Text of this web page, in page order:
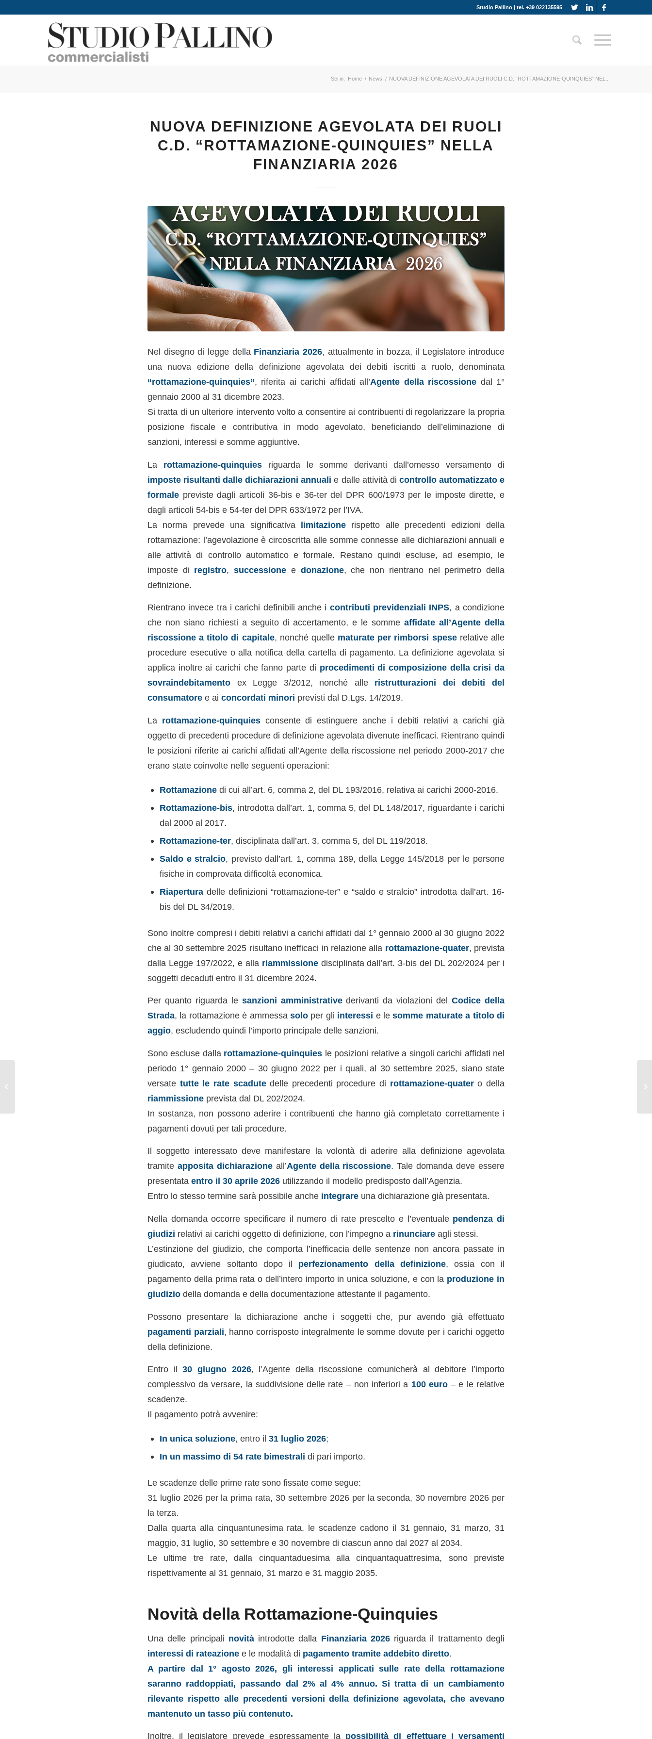
Studio Pallino | tel. +39 022135595
Sei in: Home / News / NUOVA DEFINIZIONE AGEVOLATA DEI RUOLI C.D. “ROTTAMAZIONE-QUINQUIES” NEL...
NUOVA DEFINIZIONE AGEVOLATA DEI RUOLI
C.D. “ROTTAMAZIONE-QUINQUIES” NELLA
FINANZIARIA 2026
Nel disegno di legge della Finanziaria 2026, attualmente in bozza, il Legislatore introduce
una nuova edizione della definizione agevolata dei debiti iscritti a ruolo, denominata
“rottamazione-quinquies”, riferita ai carichi affidati all’Agente della riscossione dal 1°
gennaio 2000 al 31 dicembre 2023.
Si tratta di un ulteriore intervento volto a consentire ai contribuenti di regolarizzare la propria
posizione fiscale e contributiva in modo agevolato, beneficiando dell’eliminazione di
sanzioni, interessi e somme aggiuntive.
La rottamazione-quinquiesriguarda le somme derivanti dall’omesso versamento di
imposte risultanti dalle dichiarazioni annuali e dalle attività di controllo automatizzato e
formalepreviste dagli articoli 36-bis e 36-ter del DPR 600/1973 per le imposte dirette, e
dagli articoli 54-bis e 54-ter del DPR 633/1972 per l’IVA.
La norma prevede una significativa limitazionerispetto alle precedenti edizioni della
rottamazione: l’agevolazione è circoscritta alle somme connesse alle dichiarazioni annuali e
alle attività di controllo automatico e formale. Restano quindi escluse, ad esempio, le
imposte di registro,successione e donazione, che non rientrano nel perimetro della
definizione.
Rientrano invece tra i carichi definibili anche i contributi previdenziali INPS, a condizione
che non siano richiesti a seguito di accertamento, e le sommeaffidate all’Agente della
riscossione a titolo di capitale, nonché quelle maturate per rimborsi speserelative alle
procedure esecutive o alla notifica della cartella di pagamento. La definizione agevolata si
applica inoltre ai carichi che fanno parte di procedimenti di composizione della crisi da
sovraindebitamentoex Legge 3/2012, nonché alle ristrutturazioni dei debiti del
consumatoree ai concordati minori previsti dal D.Lgs. 14/2019.
La rottamazione-quinquiesconsente di estinguere anche i debiti relativi a carichi già
oggetto di precedenti procedure di definizione agevolata divenute inefficaci. Rientrano quindi
le posizioni riferite ai carichi affidati all’Agente della riscossione nel periodo 2000-2017 che
erano state coinvolte nelle seguenti operazioni:
Rottamazione di cui all’art. 6, comma 2, del DL 193/2016, relativa ai carichi 2000-2016.
Rottamazione-bis, introdotta dall’art. 1, comma 5, del DL 148/2017, riguardante i carichi
dal 2000 al 2017.
Rottamazione-ter, disciplinata dall’art. 3, comma 5, del DL 119/2018.
Saldo e stralcio, previsto dall’art. 1, comma 189, della Legge 145/2018 per le persone
fisiche in comprovata difficoltà economica.
Riapertura delle definizioni “rottamazione-ter” e “saldo e stralcio” introdotta dall’art. 16-
bis del DL 34/2019.
Sono inoltre compresi i debiti relativi a carichi affidati dal 1° gennaio 2000 al 30 giugno 2022
che al 30 settembre 2025 risultano inefficaci in relazione alla rottamazione-quater, prevista
dalla Legge 197/2022, e alla riammissionedisciplinata dall’art. 3-bis del DL 202/2024 per i
soggetti decaduti entro il 31 dicembre 2024.
Per quanto riguarda le sanzioni amministrativederivanti da violazioni delCodice della
Strada, la rottamazione è ammessa soloper gli interessi e lesomme maturate a titolo di
aggio, escludendo quindi l’importo principale delle sanzioni.
Sono escluse dalla rottamazione-quinquies le posizioni relative a singoli carichi affidati nel
periodo 1° gennaio 2000 – 30 giugno 2022 per i quali, al 30 settembre 2025, siano state
versate tutte le rate scadutedelle precedenti procedure di rottamazione-quatero della
riammissioneprevista dal DL 202/2024.
In sostanza, non possono aderire i contribuenti che hanno già completato correttamente i
pagamenti dovuti per tali procedure.
Il soggetto interessato deve manifestare la volontà di aderire alla definizione agevolata
tramite apposita dichiarazioneall’Agente della riscossione. Tale domanda deve essere
presentata entro il 30 aprile 2026utilizzando il modello predisposto dall’Agenzia.
Entro lo stesso termine sarà possibile anche integrareuna dichiarazione già presentata.
Nella domanda occorre specificare il numero di rate prescelto e l’eventuale pendenza di
giudizi relativi ai carichi oggetto di definizione, con l’impegno a rinunciareagli stessi.
L’estinzione del giudizio, che comporta l’inefficacia delle sentenze non ancora passate in
giudicato, avviene soltanto dopo il perfezionamento della definizione, ossia con il
pagamento della prima rata o dell’intero importo in unica soluzione, e con la produzione in
giudiziodella domanda e della documentazione attestante il pagamento.
Possono presentare la dichiarazione anche i soggetti che, pur avendo già effettuato
pagamenti parziali, hanno corrisposto integralmente le somme dovute per i carichi oggetto
della definizione.
Entro il30 giugno 2026, l’Agente della riscossione comunicherà al debitore l’importo
complessivo da versare, la suddivisione delle rate – non inferiori a 100 euro– e le relative
scadenze.
Il pagamento potrà avvenire:
In unica soluzione, entro il31 luglio 2026;
In un massimo di 54 rate bimestrali di pari importo.
Le scadenze delle prime rate sono fissate come segue:
31 luglio 2026 per la prima rata, 30 settembre 2026 per la seconda, 30 novembre 2026 per
la terza.
Dalla quarta alla cinquantunesima rata, le scadenze cadono il 31 gennaio, 31 marzo, 31
maggio, 31 luglio, 30 settembre e 30 novembre di ciascun anno dal 2027 al 2034.
Le ultime tre rate, dalla cinquantaduesima alla cinquantaquattresima, sono previste
rispettivamente al 31 gennaio, 31 marzo e 31 maggio 2035.
Novità della Rottamazione-Quinquies
Una delle principali novitàintrodotte dalla Finanziaria 2026riguarda il trattamento degli
interessi di rateazionee le modalità di pagamento tramite addebito diretto.
A partire dal 1° agosto 2026, gli interessi applicati sulle rate della rottamazione
saranno raddoppiati, passando dal 2% al 4% annuo. Si tratta di un cambiamento
rilevante rispetto alle precedenti versioni della definizione agevolata, che avevano
mantenuto un tasso più contenuto.
Inoltre, il legislatore prevede espressamente la possibilità di effettuare i versamenti